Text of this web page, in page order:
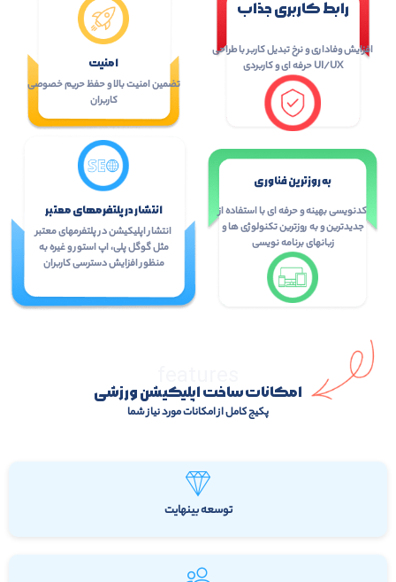
رابط کاربری جذاب
افزایش وفاداری و نرخ تبدیل کاربر با طراحی
UI/UX حرفه ای و کاربردی
امنیت
تضمین امنیت بالا و حفظ حریم خصوصی
کاربران
به روزترین فناوری
کدنویسی بهینه و حرفه ای با استفاده از
جدیدترین و به روزترین تکنولوژی ها و
زبانهای برنامه نویسی
انتشار در پلتفرمهای معتبر
انتشار اپلیکیشن در پلتفرمهای معتبر
مثل گوگل پلی، اپ استور و غیره به
منظور افزایش دسترسی کاربران
امکانات ساخت اپلیکیشن ورزشی
پکیج کامل از امکانات مورد نیاز شما
توسعه بینهایت